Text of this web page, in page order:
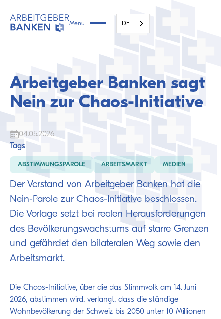
Menu DE
Arbeitgeber Banken sagt
Nein zur Chaos-Initiative
04.05.2026
Der Vorstand von Arbeitgeber Banken hat die
Nein-Parole zur Chaos-Initiative beschlossen.
Die Vorlage setzt bei realen Herausforderungen
des Bevölkerungswachstums auf starre Grenzen
und gefährdet den bilateralen Weg sowie den
Arbeitsmarkt.
Die Chaos-Initiative, über die das Stimmvolk am 14. Juni
2026, abstimmen wird, verlangt, dass die ständige
Wohnbevölkerung der Schweiz bis 2050 unter 10 Millionen
Tags
ABSTIMMUNGSPAROLE ARBEITSMARKT MEDIEN